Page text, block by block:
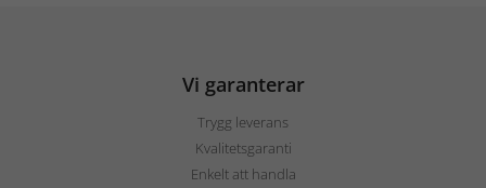
Vi garanterar
Trygg leverans
Kvalitetsgaranti
Enkelt att handla